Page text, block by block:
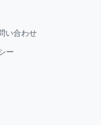
い合わせ
ー